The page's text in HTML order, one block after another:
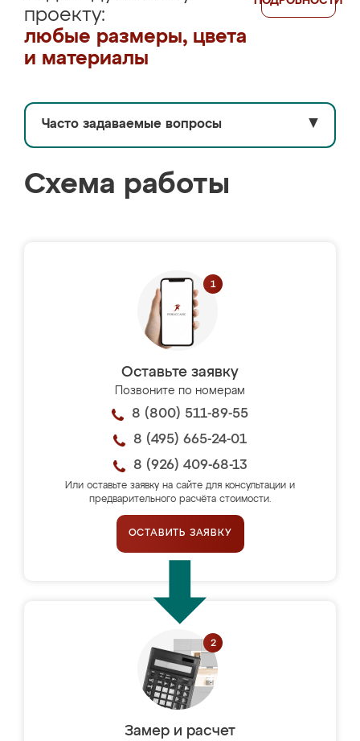
проекту:
любые размеры, цвета
и материалы
Часто задаваемые вопросы ▼
Схема работы
Оставьте заявку
Позвоните по номерам
8 (800) 511-89-55
8 (495) 665-24-01
8 (926) 409-68-13
Или оставьте заявку на сайте для консультации и
предварительного расчёта стоимости.
ОСТАВИТЬ ЗАЯВКУ
Замер и расчет